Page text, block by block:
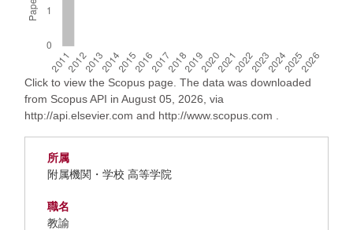
Click to view the Scopus page. The data was downloaded
from Scopus API in August 05, 2026, via
http://api.elsevier.com and http://www.scopus.com .
所属
附属機関・学校 高等学院
職名
教諭